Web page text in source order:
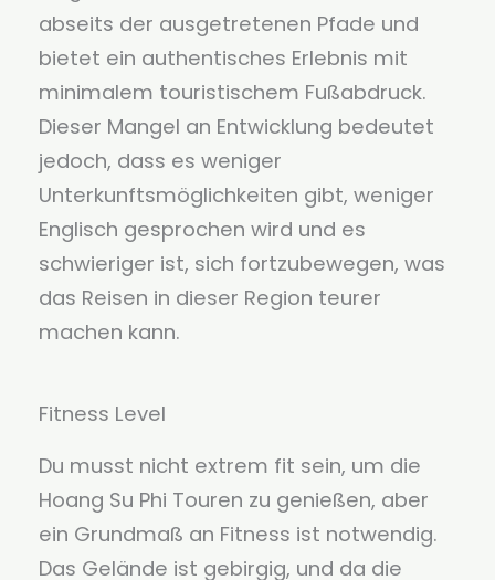
abseits der ausgetretenen Pfade und
bietet ein authentisches Erlebnis mit
minimalem touristischem Fußabdruck.
Dieser Mangel an Entwicklung bedeutet
jedoch, dass es weniger
Unterkunftsmöglichkeiten gibt, weniger
Englisch gesprochen wird und es
schwieriger ist, sich fortzubewegen, was
das Reisen in dieser Region teurer
machen kann.
Fitness Level
Du musst nicht extrem fit sein, um die
Hoang Su Phi Touren zu genießen, aber
ein Grundmaß an Fitness ist notwendig.
Das Gelände ist gebirgig, und da die